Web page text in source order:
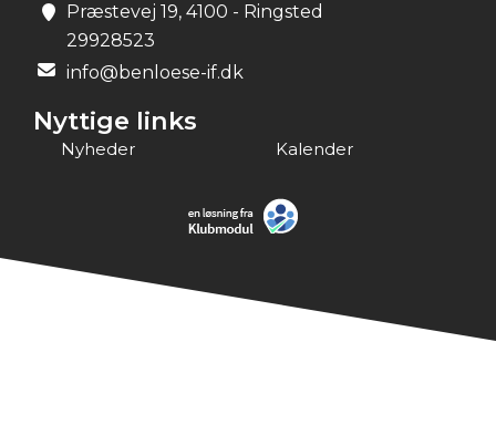
Præstevej 19, 4100 - Ringsted
29928523
info@benloese-if.dk
Nyttige links
Nyheder Kalender